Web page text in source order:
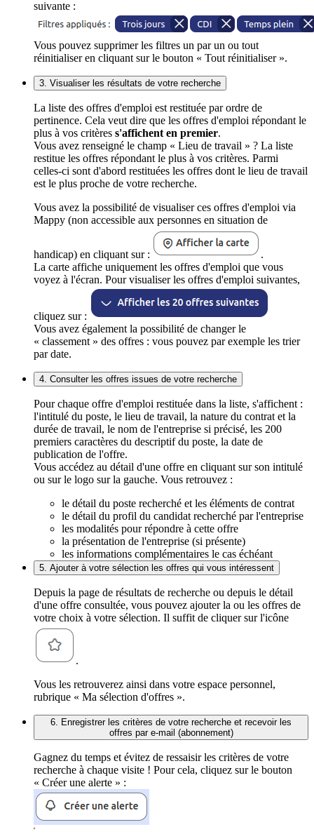
suivante :
Vous pouvez supprimer les filtres un par un ou tout
réinitialiser en cliquant sur le bouton « Tout réinitialiser ».
3. Visualiser les résultats de votre recherche
La liste des offres d'emploi est restituée par ordre de
pertinence. Cela veut dire que les offres d'emploi répondant le
plus à vos critères s'affichent en premier.
Vous avez renseigné le champ « Lieu de travail » ? La liste
restitue les offres répondant le plus à vos critères. Parmi
celles-ci sont d'abord restituées les offres dont le lieu de travail
est le plus proche de votre recherche.
Vous avez la possibilité de visualiser ces offres d'emploi via
Mappy (non accessible aux personnes en situation de
handicap) en cliquant sur :
.
La carte affiche uniquement les offres d'emploi que vous
voyez à l'écran. Pour visualiser les offres d'emploi suivantes,
cliquez sur :
Vous avez également la possibilité de changer le
« classement » des offres : vous pouvez par exemple les trier
par date.
4. Consulter les offres issues de votre recherche
Pour chaque offre d'emploi restituée dans la liste, s'affichent :
l'intitulé du poste, le lieu de travail, la nature du contrat et la
durée de travail, le nom de l'entreprise si précisé, les 200
premiers caractères du descriptif du poste, la date de
publication de l'offre.
Vous accédez au détail d'une offre en cliquant sur son intitulé
ou sur le logo sur la gauche. Vous retrouvez :
le détail du poste recherché et les éléments de contrat
le détail du profil du candidat recherché par l'entreprise
les modalités pour répondre à cette offre
la présentation de l'entreprise (si présente)
les informations complémentaires le cas échéant
5. Ajouter à votre sélection les offres qui vous intéressent
Depuis la page de résultats de recherche ou depuis le détail
d'une offre consultée, vous pouvez ajouter la ou les offres de
votre choix à votre sélection. Il suffit de cliquer sur l'icône
.
Vous les retrouverez ainsi dans votre espace personnel,
rubrique « Ma sélection d'offres ».
6. Enregistrer les critères de votre recherche et recevoir les
offres par e-mail (abonnement)
Gagnez du temps et évitez de ressaisir les critères de votre
recherche à chaque visite ! Pour cela, cliquez sur le bouton
« Créer une alerte » :